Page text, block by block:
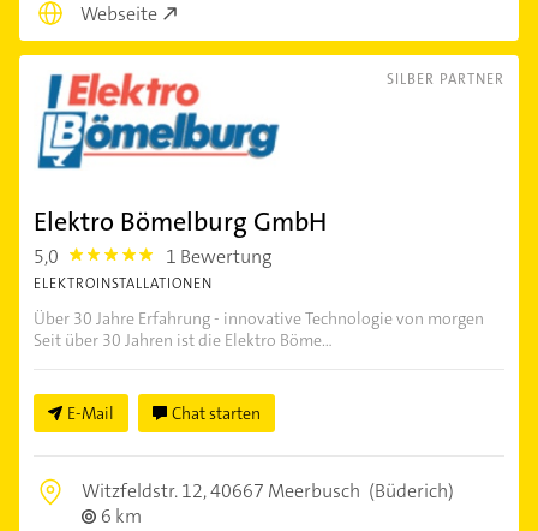
Webseite
SILBER PARTNER
Elektro Bömelburg GmbH
5,0 5.0 1 Bewertung
ELEKTROINSTALLATIONEN
Über 30 Jahre Erfahrung - innovative Technologie von morgen
Seit über 30 Jahren ist die Elektro Böme...
E-Mail Chat starten
Witzfeldstr. 12,40667 Meerbusch (Büderich)
6 km